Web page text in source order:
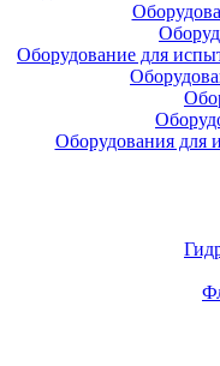
Оборудование для
Оборудования для